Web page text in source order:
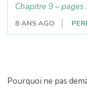
Chapitre 9 –
8 ANS AGO
Pourquoi ne pas